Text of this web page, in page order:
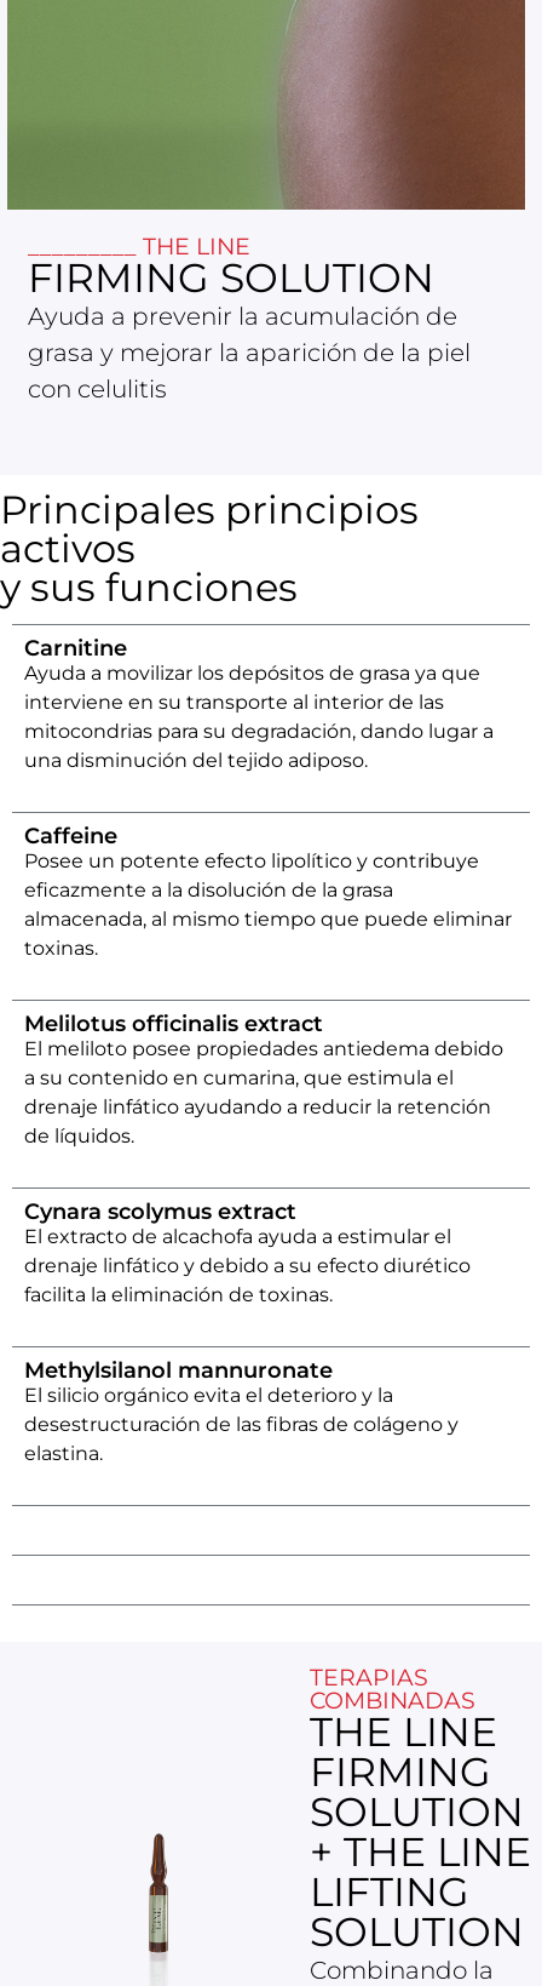
_________ THE LINE
FIRMING SOLUTION
Ayuda a prevenir la acumulación de
grasa y mejorar la aparición de la piel
con celulitis
Principales principios
activos
y sus funciones
Carnitine
Ayuda a movilizar los depósitos de grasa ya que
interviene en su transporte al interior de las
mitocondrias para su degradación, dando lugar a
una disminución del tejido adiposo.
Caffeine
Posee un potente efecto lipolítico y contribuye
eficazmente a la disolución de la grasa
almacenada, al mismo tiempo que puede eliminar
toxinas.
Melilotus officinalis extract
El meliloto posee propiedades antiedema debido
a su contenido en cumarina, que estimula el
drenaje linfático ayudando a reducir la retención
de líquidos.
Cynara scolymus extract
El extracto de alcachofa ayuda a estimular el
drenaje linfático y debido a su efecto diurético
facilita la eliminación de toxinas.
Methylsilanol mannuronate
El silicio orgánico evita el deterioro y la
desestructuración de las fibras de colágeno y
elastina.
TERAPIAS
COMBINADAS
THE LINE
FIRMING
SOLUTION
+ THE LINE
LIFTING
SOLUTION
Combinando la